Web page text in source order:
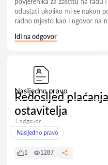
odustati ukoliko mi se nakon
radno mjesto kao i ugovor na
Idi na odgovor
Nasljedno pravo
Redosljed
ostavitelja
1 odgovor
Nasljedno pravo
1 1287